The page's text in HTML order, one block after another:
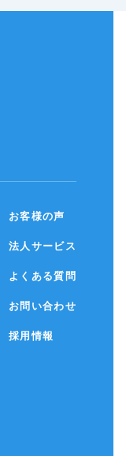
お客様の声
法人サービス
よくある質問
お問い合わせ
採用情報